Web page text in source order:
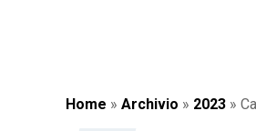
Home » Archivio » 2023 »